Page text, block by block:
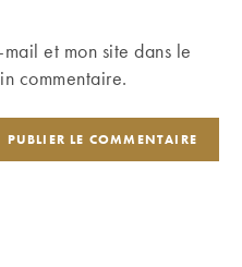
et mon site dans le
commentaire.